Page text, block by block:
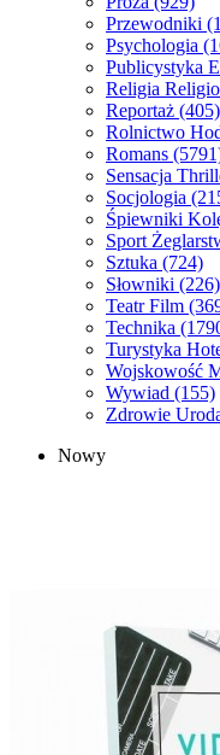
Przewodniki
Psychologia
Publicystyka
Religia
Reportaż (405)
Rolnictwo
Romans
Sensacja
Socjologia
Śpiewniki
Sport
Sztuka (724)
Słowniki (226)
Teatr Film
Technika
Turystyka
Wojskowość
Wywiad (155)
Zdrowie
Nowy